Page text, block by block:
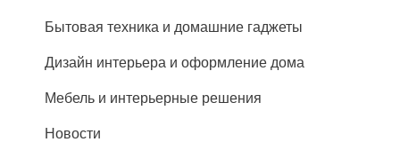
Бытовая техника и домашние гаджеты
Дизайн интерьера и оформление дома
Мебель и интерьерные решения
Новости